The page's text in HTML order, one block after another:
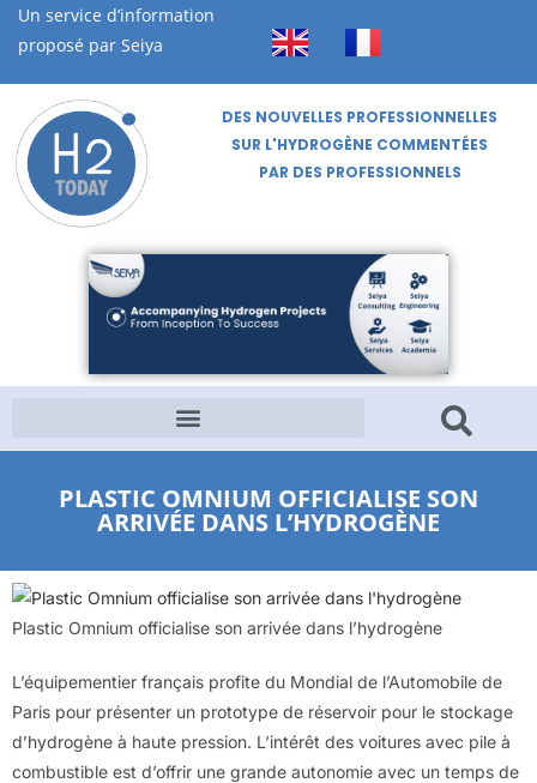
Un service d’information
proposé par Seiya
DES NOUVELLES PROFESSIONNELLES
SUR L'HYDROGÈNE COMMENTÉES
PAR DES PROFESSIONNELS
PLASTIC OMNIUM OFFICIALISE SON
ARRIVÉE DANS L’HYDROGÈNE
Plastic Omnium officialise son arrivée dans l’hydrogène
L’équipementier français profite du Mondial de l’Automobile de
Paris pour présenter un prototype de réservoir pour le stockage
d’hydrogène à haute pression. L’intérêt des voitures avec pile à
combustible est d’offrir une grande autonomie avec un temps de